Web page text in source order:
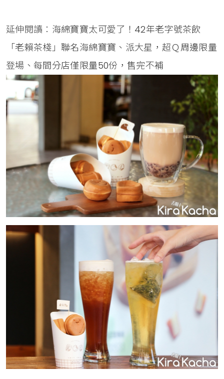
延伸閱讀： 海綿寶寶太可愛了！42年老字號茶飲
「老賴茶棧」聯名海綿寶寶、派大星，超Ｑ周邊限量
登場、每間分店僅限量50份，售完不補